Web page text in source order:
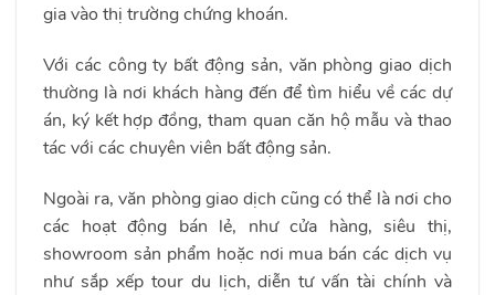
gia vào thị trường chứng khoán.
Với các công ty bất động sản, văn phòng giao dịch
thường là nơi khách hàng đến để tìm hiểu về các dự
án, ký kết hợp đồng, tham quan căn hộ mẫu và thao
tác với các chuyên viên bất động sản.
Ngoài ra, văn phòng giao dịch cũng có thể là nơi cho
các hoạt động bán lẻ, như cửa hàng, siêu thị,
showroom sản phẩm hoặc nơi mua bán các dịch vụ
như sắp xếp tour du lịch, diễn tư vấn tài chính và